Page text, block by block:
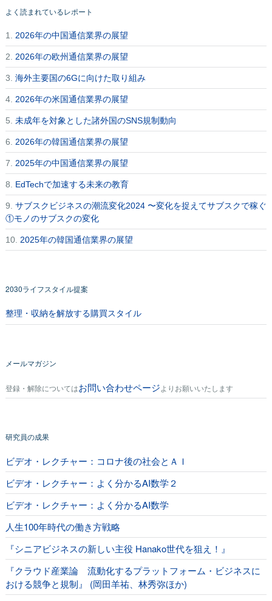
よく読まれているレポート
1. 2026年の中国通信業界の展望
2. 2026年の欧州通信業界の展望
3. 海外主要国の6Gに向けた取り組み
4. 2026年の米国通信業界の展望
5. 未成年を対象とした諸外国のSNS規制動向
6. 2026年の韓国通信業界の展望
7. 2025年の中国通信業界の展望
8. EdTechで加速する未来の教育
9. サブスクビジネスの潮流変化2024 〜変化を捉えてサブスクで稼ぐ
①モノのサブスクの変化
10. 2025年の韓国通信業界の展望
2030ライフスタイル提案
整理・収納を解放する購買スタイル
メールマガジン
登録・解除についてはお問い合わせページよりお願いいたします
研究員の成果
ビデオ・レクチャー：コロナ後の社会とＡＩ
ビデオ・レクチャー：よく分かるAI数学２
ビデオ・レクチャー：よく分かるAI数学
人生100年時代の働き方戦略
『シニアビジネスの新しい主役 Hanako世代を狙え！』
『クラウド産業論 流動化するプラットフォーム・ビジネスに
おける競争と規制』 (岡田羊祐、林秀弥ほか)